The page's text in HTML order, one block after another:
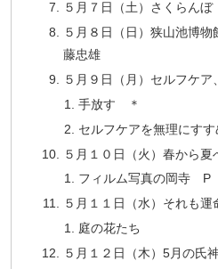
５月７日（土）さくらんぼ
５月８日（日）狭山池博
藤忠雄
５月９日（月）セルフケ
手放す ＊
セルフケアを無理にす
５月１０日（火）春から夏
フィルム写真の岡寺 P
５月１１日（水）それも
庭の花たち
５月１２日（木）5月の氏